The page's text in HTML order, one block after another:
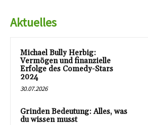
Aktuelles
Michael Bully Herbig:
Vermögen und finanzielle
Erfolge des Comedy-Stars
2024
30.07.2026
Grinden Bedeutung: Alles, was
du wissen musst